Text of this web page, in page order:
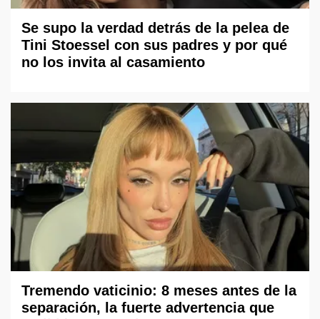
Se supo la verdad detrás de la pelea de
Tini Stoessel con sus padres y por qué
no los invita al casamiento
Tremendo vaticinio: 8 meses antes de la
separación, la fuerte advertencia que